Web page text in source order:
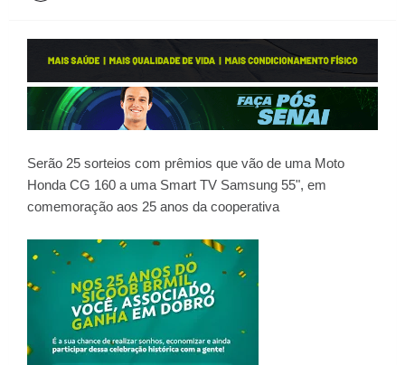
Serão 25 sorteios com prêmios que vão de uma Moto
Honda CG 160 a uma Smart TV Samsung 55", em
comemoração aos 25 anos da cooperativa